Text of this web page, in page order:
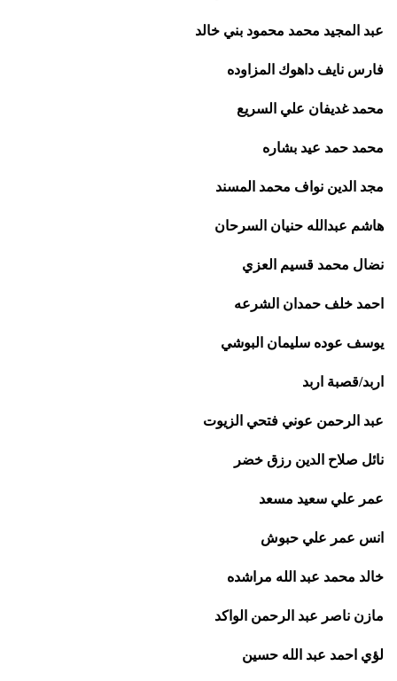
عبد المجيد محمد محمود بني خالد
فارس نايف داهوك المزاوده
محمد غديفان علي السريع
محمد حمد عيد بشاره
مجد الدين نواف محمد المسند
هاشم عبدالله حنيان السرحان
نضال محمد قسيم العزي
احمد خلف حمدان الشرعه
يوسف عوده سليمان البوشي
اربد/قصبة اربد
عبد الرحمن عوني فتحي الزيوت
نائل صلاح الدين رزق خضر
عمر علي سعيد مسعد
انس عمر علي حبوش
خالد محمد عبد الله مراشده
مازن ناصر عبد الرحمن الواكد
لؤي احمد عبد الله حسين